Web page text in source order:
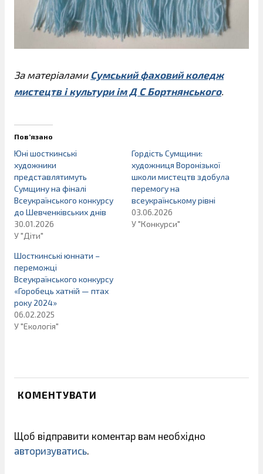
За матеріалами Сумський фаховий коледж
мистецтв і культури ім Д С Бортнянського.
Пов’язано
Юні шосткинські
художники
представлятимуть
Сумщину на фіналі
Всеукраїнського конкурсу
до Шевченківських днів
30.01.2026
У "Діти"
Гордість Сумщини:
художниця Воронізької
школи мистецтв здобула
перемогу на
всеукраїнському рівні
03.06.2026
У "Конкурси"
Шосткинські юннати –
переможці
Всеукраїнського конкурсу
«Горобець хатній — птах
року 2024»
06.02.2025
У "Екологія"
КОМЕНТУВАТИ
Щоб відправити коментар вам необхідно
авторизуватись